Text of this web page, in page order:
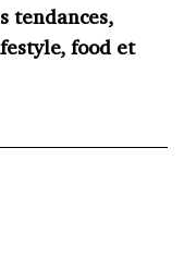
tendances,
food et